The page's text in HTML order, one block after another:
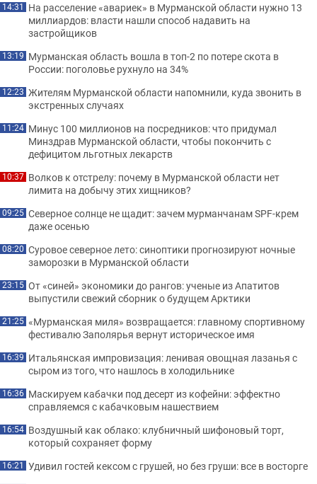
14:31 На расселение «авариек» в Мурманской области нужно 13
миллиардов: власти нашли способ надавить на
застройщиков
13:19 Мурманская область вошла в топ-2 по потере скота в
России: поголовье рухнуло на 34%
12:23 Жителям Мурманской области напомнили, куда звонить в
экстренных случаях
11:24 Минус 100 миллионов на посредников: что придумал
Минздрав Мурманской области, чтобы покончить с
дефицитом льготных лекарств
10:37 Волков к отстрелу: почему в Мурманской области нет
лимита на добычу этих хищников?
09:25 Северное солнце не щадит: зачем мурманчанам SPF-крем
даже осенью
08:20 Суровое северное лето: синоптики прогнозируют ночные
заморозки в Мурманской области
23:15 От «синей» экономики до рангов: ученые из Апатитов
выпустили свежий сборник о будущем Арктики
21:25 «Мурманская миля» возвращается: главному спортивному
фестивалю Заполярья вернут историческое имя
16:39 Итальянская импровизация: ленивая овощная лазанья с
сыром из того, что нашлось в холодильнике
16:36 Маскируем кабачки под десерт из кофейни: эффектно
справляемся с кабачковым нашествием
16:54 Воздушный как облако: клубничный шифоновый торт,
который сохраняет форму
16:21 Удивил гостей кексом с грушей, но без груши: все в восторге